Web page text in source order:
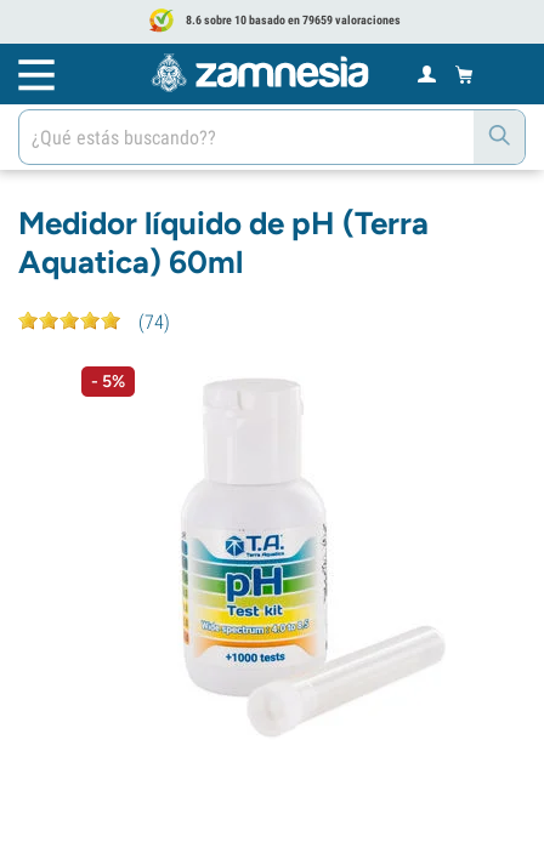
8.6 sobre 10 basado en 79659 valoraciones
Medidor líquido de pH (Terra
Aquatica) 60ml
(74)
- 5%